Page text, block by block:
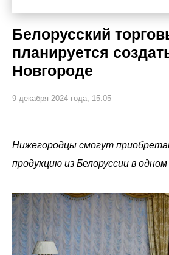
Белорусский
планируется
Новгороде
9 декабря 2024 года, 15:05
Нижегородцы смогут
продукцию из Белоруссии в